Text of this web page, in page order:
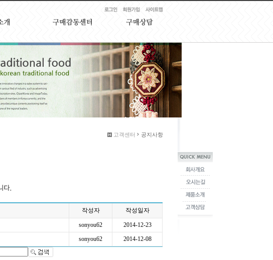
고객센터 공지사항
작성자 작성일자
sonyou62
2014-12-23
sonyou62 2014-12-08